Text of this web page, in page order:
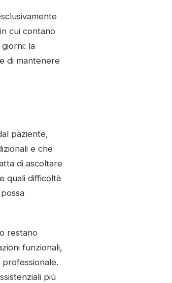
cui contano
la
di mantenere
paziente,
e che
di ascoltare
quali difficoltà
restano
funzionali,
più